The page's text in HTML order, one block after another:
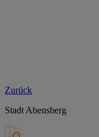
Zurück
Stadt Abensberg